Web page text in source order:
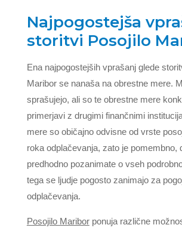
Najpogostejša
storitvi Posojilo
Ena najpogostejših vprašanj glede
Maribor se nanaša na obrestne mere.
sprašujejo, ali so te obrestne mere
primerjavi z drugimi finančnimi
mere so običajno odvisne od vrste
roka odplačevanja, zato je pomembno,
predhodno pozanimate o vseh
tega se ljudje pogosto zanimajo za
odplačevanja.
Posojilo Mariborponuja različne